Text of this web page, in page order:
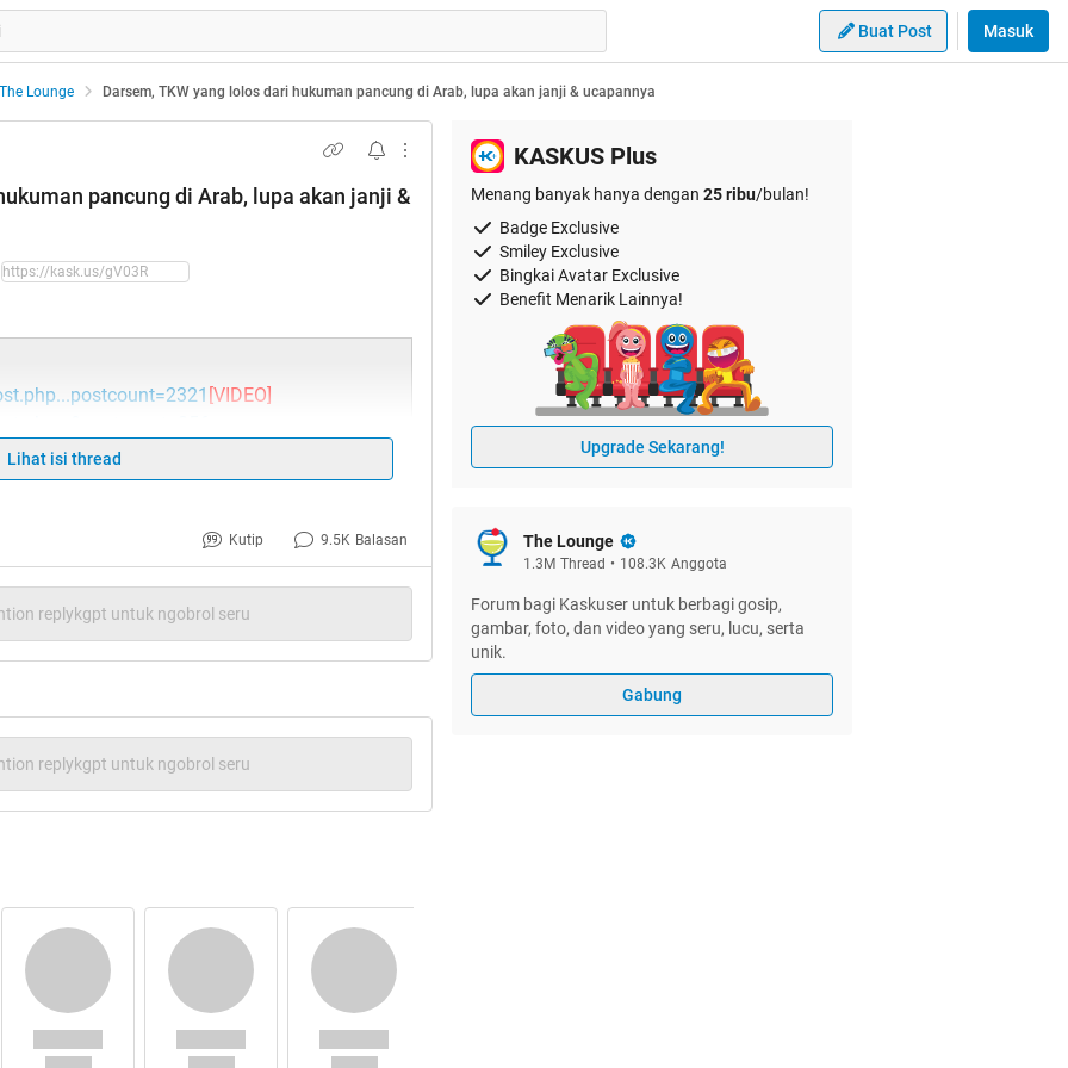
Buat Post Masuk
The Lounge Darsem, TKW yang lolos dari hukuman pancung di Arab, lupa akan janji & ucapannya
pancung di Arab, lupa akan janji &
[VIDEO]
janjinya:
Lihat isi thread
Kutip 9.5K Balasan
replykgpt untuk ngobrol seru
replykgpt untuk ngobrol seru
KASKUS Plus
Menang banyak hanya dengan 25 ribu/bulan!
Badge Exclusive
Smiley Exclusive
Bingkai Avatar Exclusive
Benefit Menarik Lainnya!
Upgrade Sekarang!
The Lounge
1.3M Thread • 108.3K Anggota
Forum bagi Kaskuser untuk berbagi gosip,
gambar, foto, dan video yang seru, lucu, serta
unik.
Gabung